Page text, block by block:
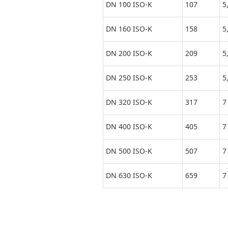
DN 100 ISO-K 107
DN 160 ISO-K 158
DN 200 ISO-K 209
DN 250 ISO-K 253
DN 320 ISO-K 317 7
DN 400 ISO-K 405 7
DN 500 ISO-K 507 7
DN 630 ISO-K 659 7